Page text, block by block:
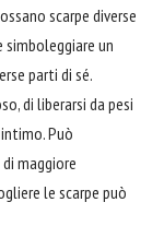
scarpe diverse
simboleggiare un
parti di sé.
di liberarsi da pesi
Può
maggiore
le scarpe può